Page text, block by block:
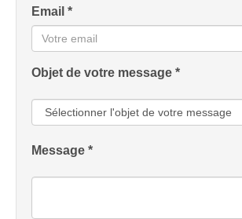
Email *
Objet de votre message *
Message *